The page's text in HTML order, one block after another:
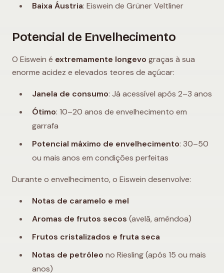
Baixa Áustria: Eiswein de Grüner Veltliner
Potencial de Envelhecimento
O Eiswein é extremamente longevo graças à sua
enorme acidez e elevados teores de açúcar:
Janela de consumo: Já acessível após 2–3 anos
Ótimo: 10–20 anos de envelhecimento em
garrafa
Potencial máximo de envelhecimento: 30–50
ou mais anos em condições perfeitas
Durante o envelhecimento, o Eiswein desenvolve:
Notas de caramelo e mel
Aromas de frutos secos (avelã, amêndoa)
Frutos cristalizados e fruta seca
Notas de petróleo no Riesling (após 15 ou mais
anos)